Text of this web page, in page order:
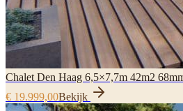
Chalet Den Haag 6,5×7,7m 42m2
€ 19.999,00Bekijk